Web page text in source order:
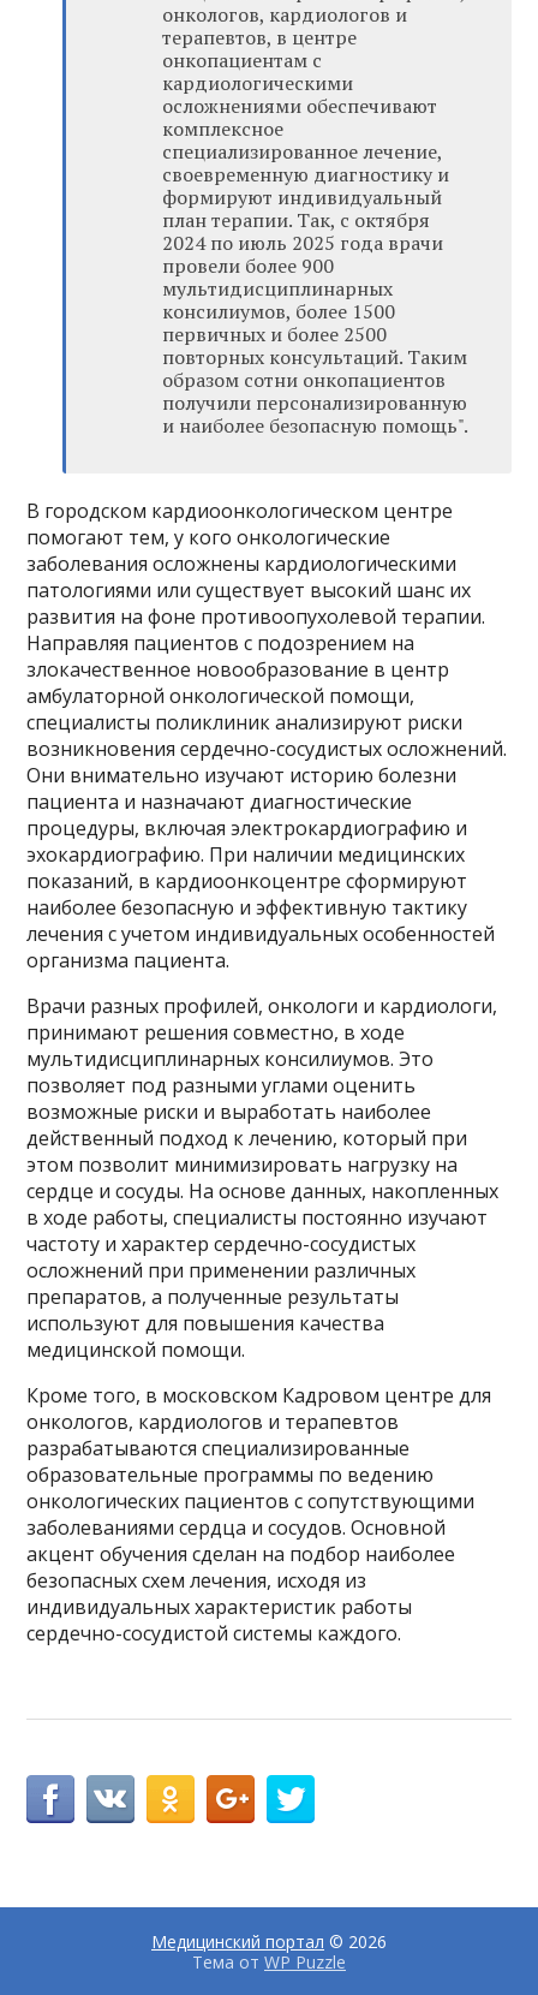
онкологов, кардиологов и
терапевтов, в центре
онкопациентам с
кардиологическими
осложнениями обеспечивают
комплексное
специализированное лечение,
своевременную диагностику и
формируют индивидуальный
план терапии. Так, с октября
2024 по июль 2025 года врачи
провели более 900
мультидисциплинарных
консилиумов, более 1500
первичных и более 2500
повторных консультаций. Таким
образом сотни онкопациентов
получили персонализированную
и наиболее безопасную помощь".
В городском кардиоонкологическом центре
помогают тем, у кого онкологические
заболевания осложнены кардиологическими
патологиями или существует высокий шанс их
развития на фоне противоопухолевой терапии.
Направляя пациентов с подозрением на
злокачественное новообразование в центр
амбулаторной онкологической помощи,
специалисты поликлиник анализируют риски
возникновения сердечно-сосудистых осложнений.
Они внимательно изучают историю болезни
пациента и назначают диагностические
процедуры, включая электрокардиографию и
эхокардиографию. При наличии медицинских
показаний, в кардиоонкоцентре сформируют
наиболее безопасную и эффективную тактику
лечения с учетом индивидуальных особенностей
организма пациента.
Врачи разных профилей, онкологи и кардиологи,
принимают решения совместно, в ходе
мультидисциплинарных консилиумов. Это
позволяет под разными углами оценить
возможные риски и выработать наиболее
действенный подход к лечению, который при
этом позволит минимизировать нагрузку на
сердце и сосуды. На основе данных, накопленных
в ходе работы, специалисты постоянно изучают
частоту и характер сердечно-сосудистых
осложнений при применении различных
препаратов, а полученные результаты
используют для повышения качества
медицинской помощи.
Кроме того, в московском Кадровом центре для
онкологов, кардиологов и терапевтов
разрабатываются специализированные
образовательные программы по ведению
онкологических пациентов с сопутствующими
заболеваниями сердца и сосудов. Основной
акцент обучения сделан на подбор наиболее
безопасных схем лечения, исходя из
индивидуальных характеристик работы
сердечно-сосудистой системы каждого.
Медицинский портал © 2026
Тема от WP Puzzle